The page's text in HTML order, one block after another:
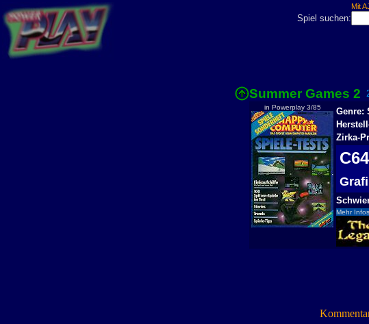
Mit
Spiel suchen:
Summer Games 2
in Powerplay 3/85
Genre:
Zirka-
C64
Mehr